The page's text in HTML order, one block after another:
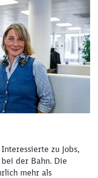
zu Jobs,
der Bahn. Die
mehr als